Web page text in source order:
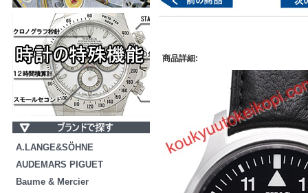
A.LANGE&SÖHNE
AUDEMARS PIGUET
Baume & Mercier
商品詳細: